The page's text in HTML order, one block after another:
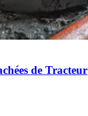
de Tracteur